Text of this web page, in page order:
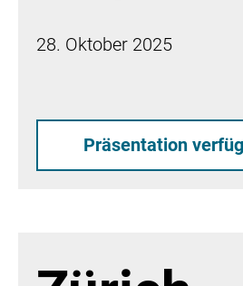
28. Oktober 2025
Präsentation